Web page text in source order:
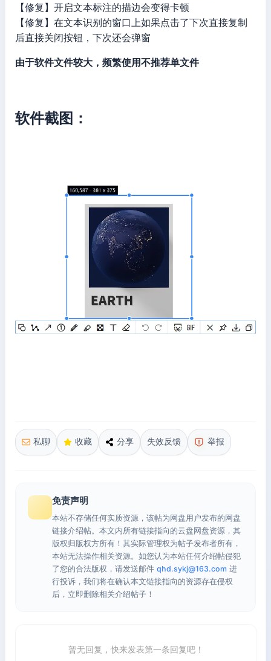
【修复】开启文本标注的描边会变得卡顿
【修复】在文本识别的窗口上如果点击了下次直接复制
后直接关闭按钮，下次还会弹窗
由于软件文件较大，频繁使用不推荐单文件
软件截图：
私聊 收藏 分享 失效反馈 举报
免责声明
本站不存储任何实质资源，该帖为网盘用户发布的网盘
链接介绍帖。本文内所有链接指向的云盘网盘资源，其
版权归版权方所有！其实际管理权为帖子发布者所有，
本站无法操作相关资源。如您认为本站任何介绍帖侵犯
了您的合法版权，请发送邮件 qhd.sykj@163.com 进
行投诉，我们将在确认本文链接指向的资源存在侵权
后，立即删除相关介绍帖子！
暂无回复，快来发表第一条回复吧！